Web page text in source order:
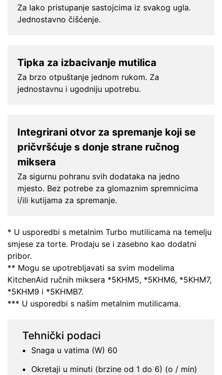
Za lako pristupanje sastojcima iz svakog ugla.
Jednostavno čišćenje.
Tipka za izbacivanje mutilica
Za brzo otpuštanje jednom rukom. Za
jednostavnu i ugodniju upotrebu.
Integrirani otvor za spremanje koji se
pričvršćuje s donje strane ručnog
miksera
Za sigurnu pohranu svih dodataka na jedno
mjesto. Bez potrebe za glomaznim spremnicima
i/ili kutijama za spremanje.
* U usporedbi s metalnim Turbo mutilicama na temelju
smjese za torte. Prodaju se i zasebno kao dodatni
pribor.
** Mogu se upotrebljavati sa svim modelima
KitchenAid ručnih miksera *5KHM5, *5KHM6, *5KHM7,
*5KHM9 i *5KHMB7.
*** U usporedbi s našim metalnim mutilicama.
Tehnički podaci
Snaga u vatima (W) 60
Okretaji u minuti (brzine od 1 do 6) (o / min)